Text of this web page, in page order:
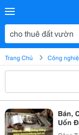
Trang Chủ Công
Bán,
Uốn